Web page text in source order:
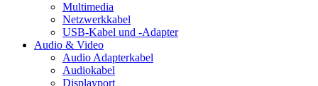
Multimedia
Netzwerkkabel
USB-Kabel und -Adapter
Audio & Video
Audio Adapterkabel
Audiokabel
Displayport